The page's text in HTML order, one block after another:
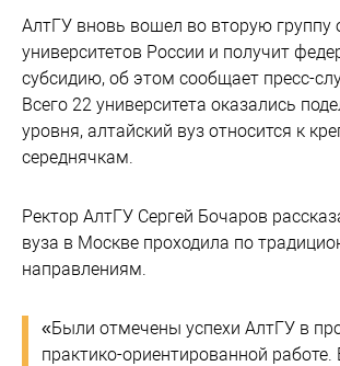
АлтГУ вновь вошел во вторую группу
университетов России и получит
субсидию, об этом сообщает пресс-
Всего 22 университета оказались
уровня, алтайский вуз относится к
середнячкам.
Ректор АлтГУ Сергей Бочаров
вуза в Москве проходила по
направлениям.
«Были отмечены успехи АлтГУ в
практико-ориентированной работе.